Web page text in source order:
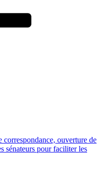
correspondance, ouverture de
sénateurs pour faciliter les